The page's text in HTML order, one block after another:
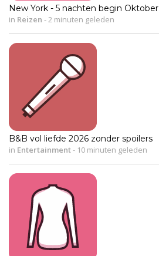
New York - 5 nachten begin Oktober
in Reizen -2 minuten geleden
B&B vol liefde 2026 zonder spoilers
in Entertainment- 10 minuten geleden